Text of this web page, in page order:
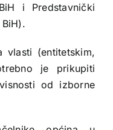
i Predstavnički
vlasti (entitetskim,
je prikupiti
od izborne